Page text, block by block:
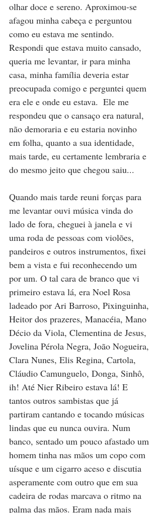
olhar doce e sereno. Aproximou-se
afagou minha cabeça e perguntou
como eu estava me sentindo.
Respondi que estava muito cansado,
queria me levantar, ir para minha
casa, minha família deveria estar
preocupada comigo e perguntei quem
era ele e onde eu estava.  Ele me
respondeu que o cansaço era natural,
não demoraria e eu estaria novinho
em folha, quanto a sua identidade,
mais tarde, eu certamente lembraria e
do mesmo jeito que chegou saiu...
Quando mais tarde reuni forças para
me levantar ouvi música vinda do
lado de fora, cheguei à janela e vi
uma roda de pessoas com violões,
pandeiros e outros instrumentos, fixei
bem a vista e fui reconhecendo um
por um. O tal cara de branco que vi
primeiro estava lá, era Noel Rosa
ladeado por Ari Barroso, Pixinguinha,
Heitor dos prazeres, Manacéia, Mano
Décio da Viola, Clementina de Jesus,
Jovelina Pérola Negra, João Nogueira,
Clara Nunes, Elis Regina, Cartola,
Cláudio Camunguelo, Donga, Sinhô,
ih! Até Nier Ribeiro estava lá! E
tantos outros sambistas que já
partiram cantando e tocando músicas
lindas que eu nunca ouvira. Num
banco, sentado um pouco afastado um
homem tinha nas mãos um copo com
uísque e um cigarro aceso e discutia
asperamente com outro que em sua
cadeira de rodas marcava o ritmo na
palma das mãos. Eram nada mais